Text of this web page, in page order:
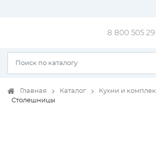
8 800 505
Главная Каталог
Кухни и
Столешницы